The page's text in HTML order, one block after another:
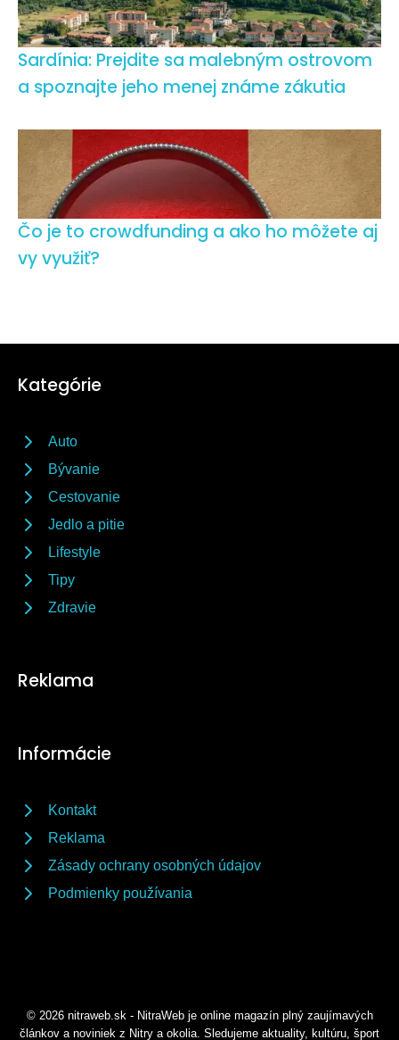
Sardínia: Prejdite sa malebným ostrovom
a spoznajte jeho menej známe zákutia
Čo je to crowdfunding a ako ho môžete aj
vy využiť?
Kategórie
Auto
Bývanie
Cestovanie
Jedlo a pitie
Lifestyle
Tipy
Zdravie
Reklama
Informácie
Kontakt
Reklama
Zásady ochrany osobných údajov
Podmienky používania
© 2026 nitraweb.sk - NitraWeb je online magazín plný zaujímavých
článkov a noviniek z Nitry a okolia. Sledujeme aktuality, kultúru, šport